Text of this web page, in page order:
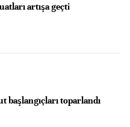
artışa geçti
başlangıçları toparlandı